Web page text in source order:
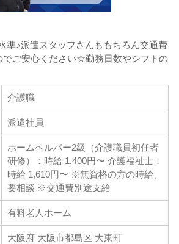
準♪派遣スタッフさんももちろん交通費
でご安心ください☆勤務日数やシフトの
介護職
派遣社員
ホームヘルパー2級（介護職員初任者
研修）：時給 1,400円〜 介護福祉士：
時給 1,610円〜 ※無資格の方の時給、
要相談 ※交通費別途支給
有料老人ホーム
大阪府 大阪市都島区 大東町